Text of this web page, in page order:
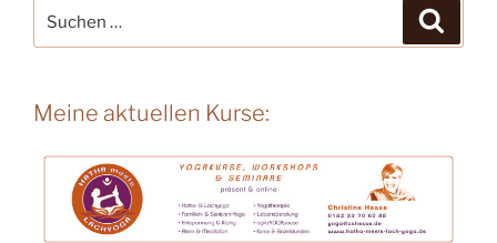
nach:
Meine aktuellen Kurse: